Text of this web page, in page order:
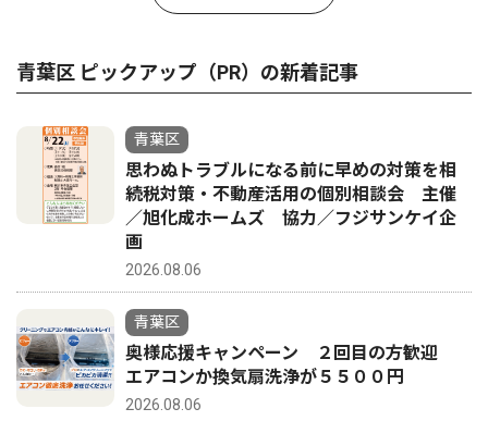
青葉区 ピックアップ（PR）の新着記事
青葉区
思わぬトラブルになる前に早めの対策を相
続税対策・不動産活用の個別相談会 主催
／旭化成ホームズ 協力／フジサンケイ企
画
2026.08.06
青葉区
奥様応援キャンペーン ２回目の方歓迎
エアコンか換気扇洗浄が５５００円
2026.08.06